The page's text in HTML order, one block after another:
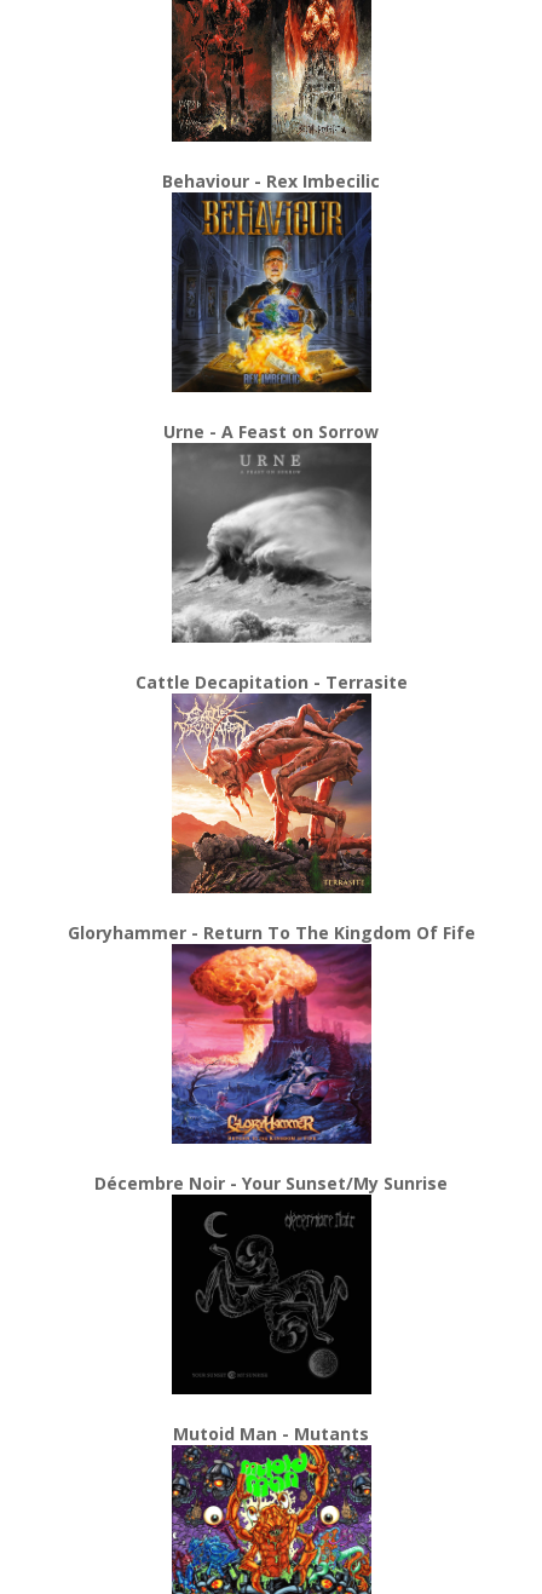
Behaviour - Rex Imbecilic
Urne - A Feast on Sorrow
Cattle Decapitation - Terrasite
Gloryhammer - Return To The Kingdom Of Fife
Décembre Noir - Your Sunset/My Sunrise
Mutoid Man - Mutants